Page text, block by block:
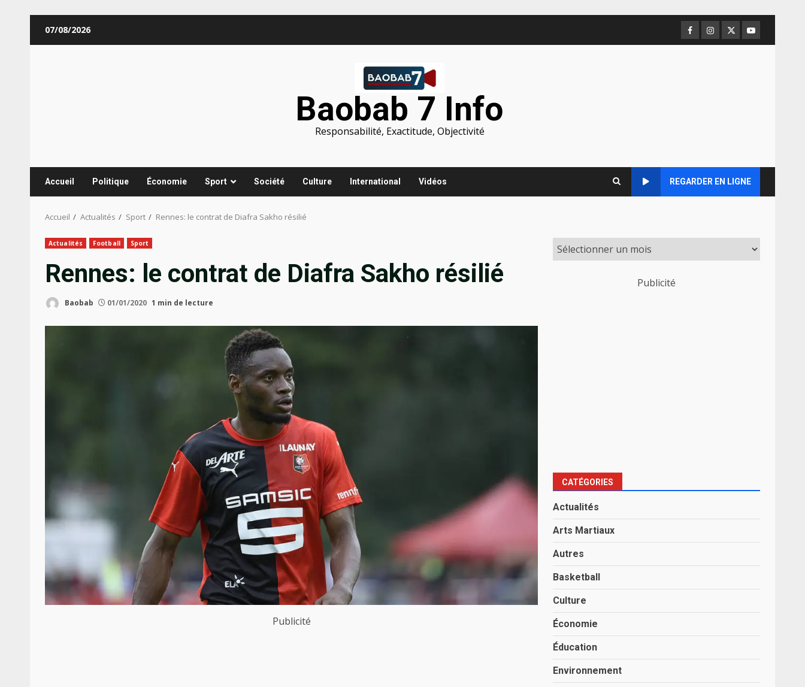
07/08/2026 Facebook
Instagram
TwitterYoutube
Baobab 7 Info
Responsabilité, Exactitude, Objectivité
Accueil Politique Économie Sport Société Culture International Vidéos REGARDER EN LIGNE
Accueil Actualités Sport Rennes: le contrat de Diafra Sakho résilié
Actualités Football Sport
Rennes: le contrat de Diafra Sakho résilié
Baobab 01/01/2020 1 min de lecture
Publicité
Publicité
CATÉGORIES
Actualités
Arts Martiaux
Autres
Basketball
Culture
Économie
Éducation
Environnement